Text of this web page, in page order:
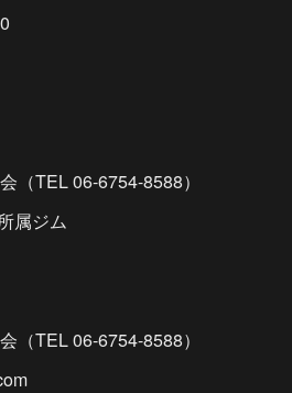
TEL 06-6754-8588）
属ジム
TEL 06-6754-8588）